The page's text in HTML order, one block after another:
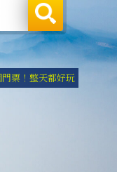
票！整天都好玩